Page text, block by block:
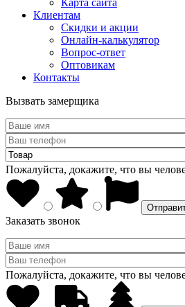
Карта сайта
Клиентам
Скидки и акции
Онлайн-калькулятор
Вопрос-ответ
Оптовикам
Контакты
Вызвать замерщика
Пожалуйста, докажите, что вы
Заказать звонок
Пожалуйста, докажите, что вы